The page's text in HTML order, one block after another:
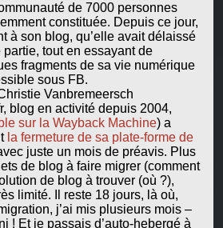
de 7000 personnes
constituée. Depuis ce jour,
à son blog, qu’elle avait délaissé
tout en essayant de
fragments de sa vie numérique
sous FB.
Vanbremeersch
blog en activité depuis 2004,
sur la Wayback Machine) a
la fermeture de sa plate-forme de
juste un mois de préavis. Plus
de blog à faire migrer (comment
de blog à trouver (où ?),
limité. Il reste 18 jours, là où,
j’ai mis plusieurs mois –
! Et je passais d’auto-hebergé à